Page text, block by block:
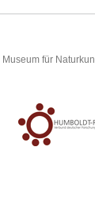
für